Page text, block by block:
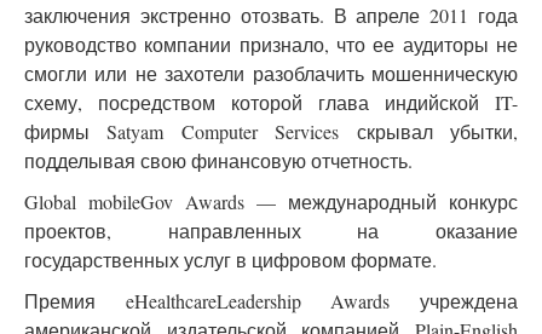
заключения экстренно отозвать. В апреле 2011 года
руководство компании признало, что ее аудиторы не
смогли или не захотели разоблачить мошенническую
схему, посредством которой глава индийской IT-
фирмы Satyam Computer Services скрывал убытки,
подделывая свою финансовую отчетность.
Global mobileGov Awards — международный конкурс
проектов, направленных на оказание
государственных услуг в цифровом формате.
Премия eHealthcareLeadership Awards учреждена